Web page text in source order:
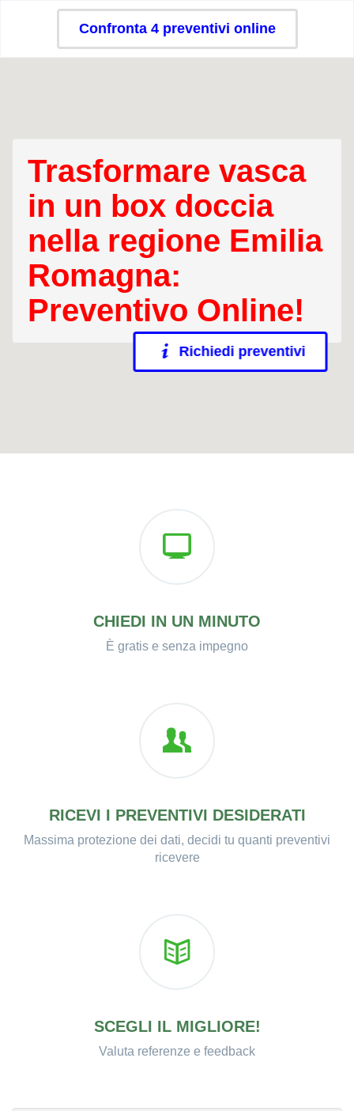
Confronta 4 preventivi online
Trasformare vasca
in un box doccia
nella regione Emilia
Romagna:
Preventivo Online!
Richiedi preventivi
CHIEDI IN UN MINUTO
È gratis e senza impegno
RICEVI I PREVENTIVI DESIDERATI
Massima protezione dei dati, decidi tu quanti preventivi
ricevere
SCEGLI IL MIGLIORE!
Valuta referenze e feedback